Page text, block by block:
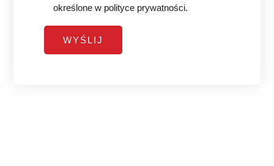
określone w polityce prywatności.